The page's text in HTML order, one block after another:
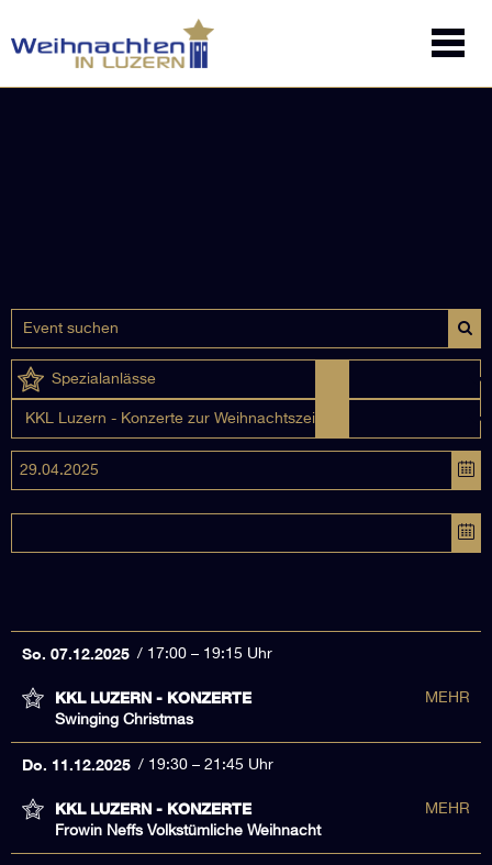
Spezialanlässe
KKL Luzern - Konzerte zur Weihnachtszeit
So. 07.12.2025 17:00 – 19:15 Uhr
KKL LUZERN - KONZERTE
Swinging Christmas
MEHR
Do. 11.12.2025 19:30 – 21:45 Uhr
KKL LUZERN - KONZERTE
Frowin Neffs Volkstümliche Weihnacht
MEHR